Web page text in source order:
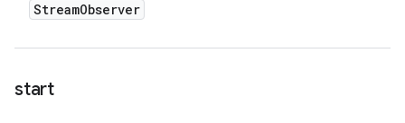
StreamObserver
start